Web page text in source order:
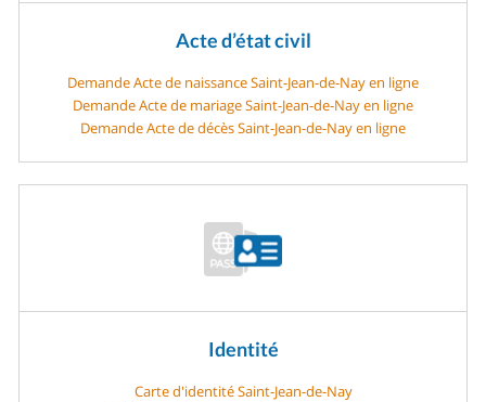
Acte d’état civil
Demande Acte de naissance Saint-Jean-de-Nay en ligne
Demande Acte de mariage Saint-Jean-de-Nay en ligne
Demande Acte de décès Saint-Jean-de-Nay en ligne
Identité
Carte d'identité Saint-Jean-de-Nay